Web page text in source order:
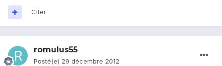
Citer
romulus55
Posté(e) 29 décembre 2012